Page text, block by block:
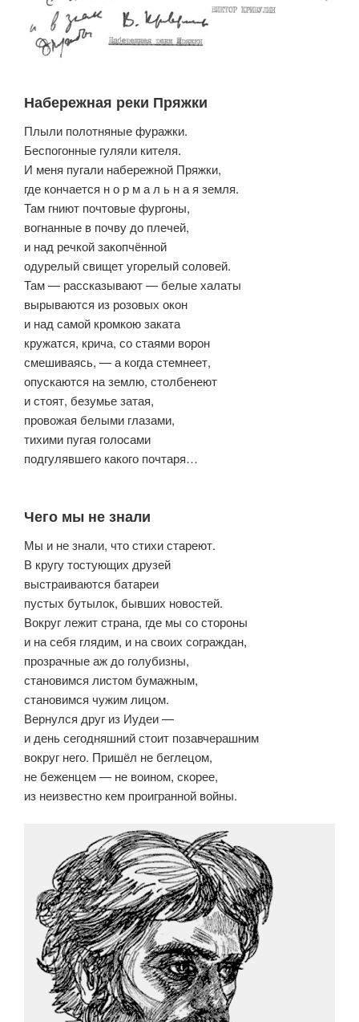
Набережная реки Пряжки
Плыли полотняные фуражки.
Беспогонные гуляли кителя.
И меня пугали набережной Пряжки,
где кончается н о р м а л ь н а я земля.
Там гниют почтовые фургоны,
вогнанные в почву до плечей,
и над речкой закопчённой
одурелый свищет угорелый соловей.
Там — рассказывают — белые халаты
вырываются из розовых окон
и над самой кромкою заката
кружатся, крича, со стаями ворон
смешиваясь, — а когда стемнеет,
опускаются на землю, столбенеют
и стоят, безумье затая,
провожая белыми глазами,
тихими пугая голосами
подгулявшего какого почтаря…
Чего мы не знали
Мы и не знали, что стихи стареют.
В кругу тостующих друзей
выстраиваются батареи
пустых бутылок, бывших новостей.
Вокруг лежит страна, где мы со стороны
и на себя глядим, и на своих сограждан,
прозрачные аж до голубизны,
становимся листом бумажным,
становимся чужим лицом.
Вернулся друг из Иудеи —
и день сегодняшний стоит позавчерашним
вокруг него. Пришёл не беглецом,
не беженцем — не воином, скорее,
из неизвестно кем проигранной войны.